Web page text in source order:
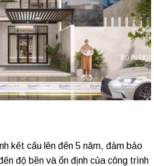
kết cấu lên đến 5 năm, đảm bảo
độ bền và ổn định của công trình